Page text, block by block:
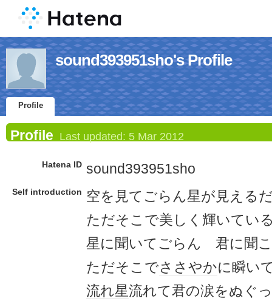
sound393951sho's Profile
Profile
Profile Last updated: 5 Mar 2012
Hatena ID sound393951sho
Self introduction
空を見てごらん星が見える
ただそこで美しく輝いてい
星に聞いてごらん 君に聞
ただそこでささやかに瞬い
流れ星流れて君の涙をぬぐ